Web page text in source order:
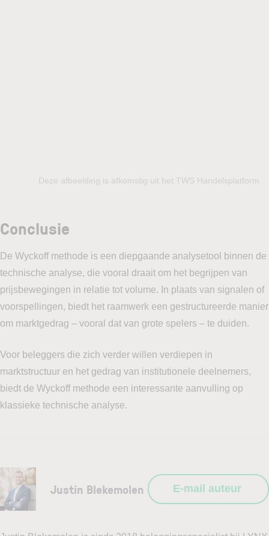
Deze afbeelding is afkomstig uit het TWS Handelsplatform
Conclusie
De Wyckoff methode is een diepgaande analysetool binnen de
technische analyse, die vooral draait om het begrijpen van
prijsbewegingen in relatie tot volume. In plaats van signalen of
voorspellingen, biedt het raamwerk een gestructureerde manier
om marktgedrag – vooral dat van grote spelers – te duiden.
Voor beleggers die zich verder willen verdiepen in
marktstructuur en het gedrag van institutionele deelnemers,
biedt de Wyckoff methode een interessante aanvulling op
klassieke technische analyse.
Justin Blekemolen E-mail auteur